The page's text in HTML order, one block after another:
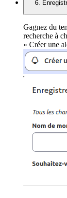
6.
Gagnez du
recherche à
« Créer une